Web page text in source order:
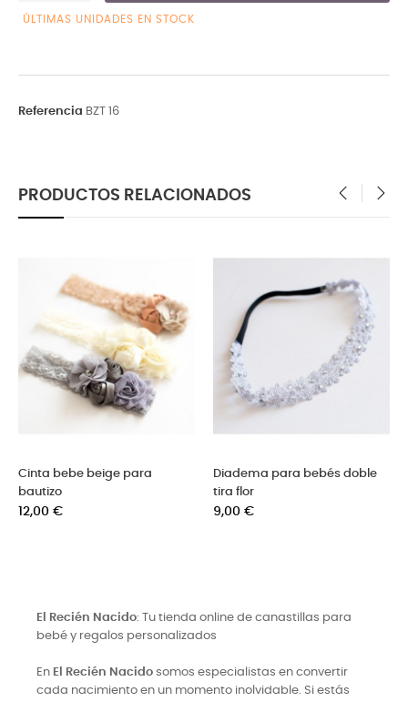
ÚLTIMAS UNIDADES EN STOCK
Referencia BZT 16
PRODUCTOS RELACIONADOS
bebés doble
Diadema encajes ancha
Diadema
El Recién Nacido: Tu tienda online de canastillas para
bebé y regalos personalizados
En El Recién Nacido somos especialistas en convertir
cada nacimiento en un momento inolvidable. Si estás